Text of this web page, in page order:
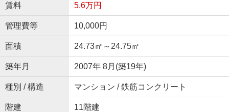
賃料 5.6万円
管理費等 10,000円
面積 24.73㎡～24.75㎡
築年月 2007年 8月(築19年)
種別 / 構造 マンション / 鉄筋コンクリート
階建 11階建